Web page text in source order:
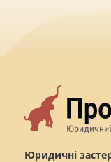
Юридичні